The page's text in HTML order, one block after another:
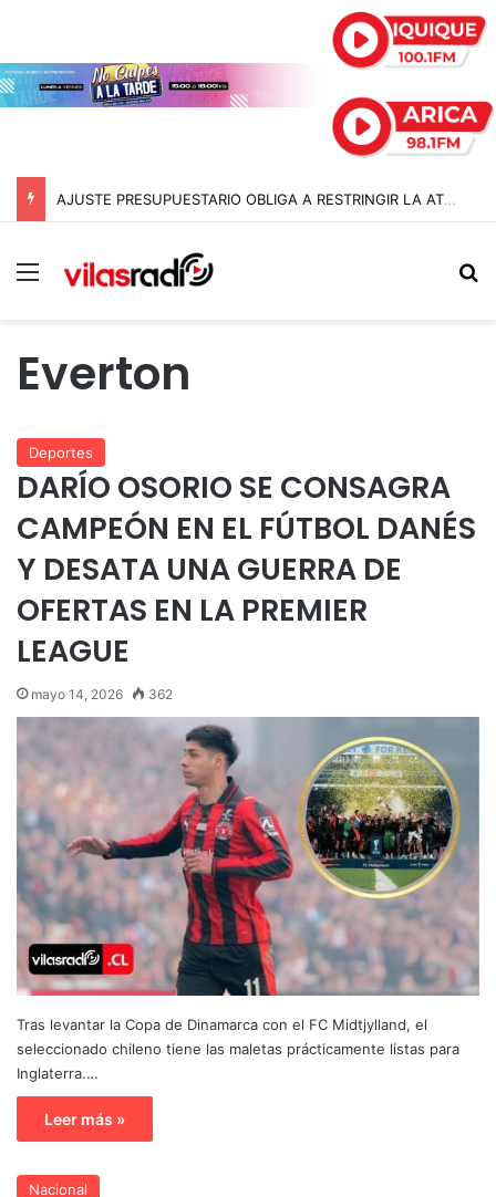
AJUSTE PRESUPUESTARIO OBLIGA A RESTRINGIR LA ATENCIÓN EN CONSULTORIOS MUNICIPALES DE ARICA
Menú
Everton
Deportes
DARÍO OSORIO SE CONSAGRA
CAMPEÓN EN EL FÚTBOL DANÉS
Y DESATA UNA GUERRA DE
OFERTAS EN LA PREMIER
LEAGUE
mayo 14, 2026 362
Tras levantar la Copa de Dinamarca con el FC Midtjylland, el
seleccionado chileno tiene las maletas prácticamente listas para
Inglaterra.…
Leer más »
Nacional